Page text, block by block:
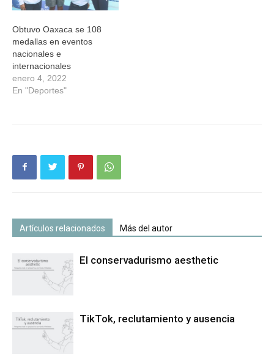
Obtuvo Oaxaca se 108
medallas en eventos
nacionales e
internacionales
enero 4, 2022
En "Deportes"
Artículos relacionados Más del autor
El conservadurismo aesthetic
TikTok, reclutamiento y ausencia